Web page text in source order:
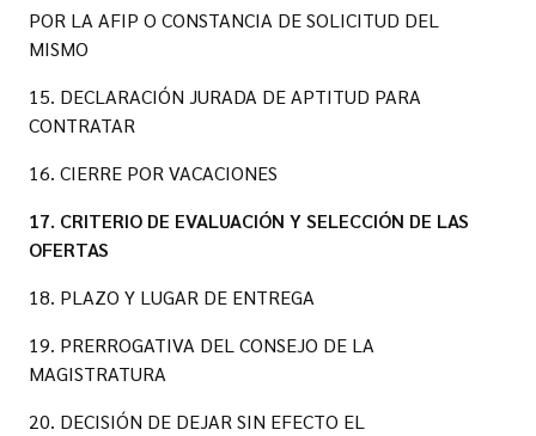
POR LA AFIP O CONSTANCIA DE SOLICITUD DEL
MISMO
15. DECLARACIÓN JURADA DE APTITUD PARA
CONTRATAR
16. CIERRE POR VACACIONES
17. CRITERIO DE EVALUACIÓN Y SELECCIÓN DE LAS
OFERTAS
18. PLAZO Y LUGAR DE ENTREGA
19. PRERROGATIVA DEL CONSEJO DE LA
MAGISTRATURA
20. DECISIÓN DE DEJAR SIN EFECTO EL